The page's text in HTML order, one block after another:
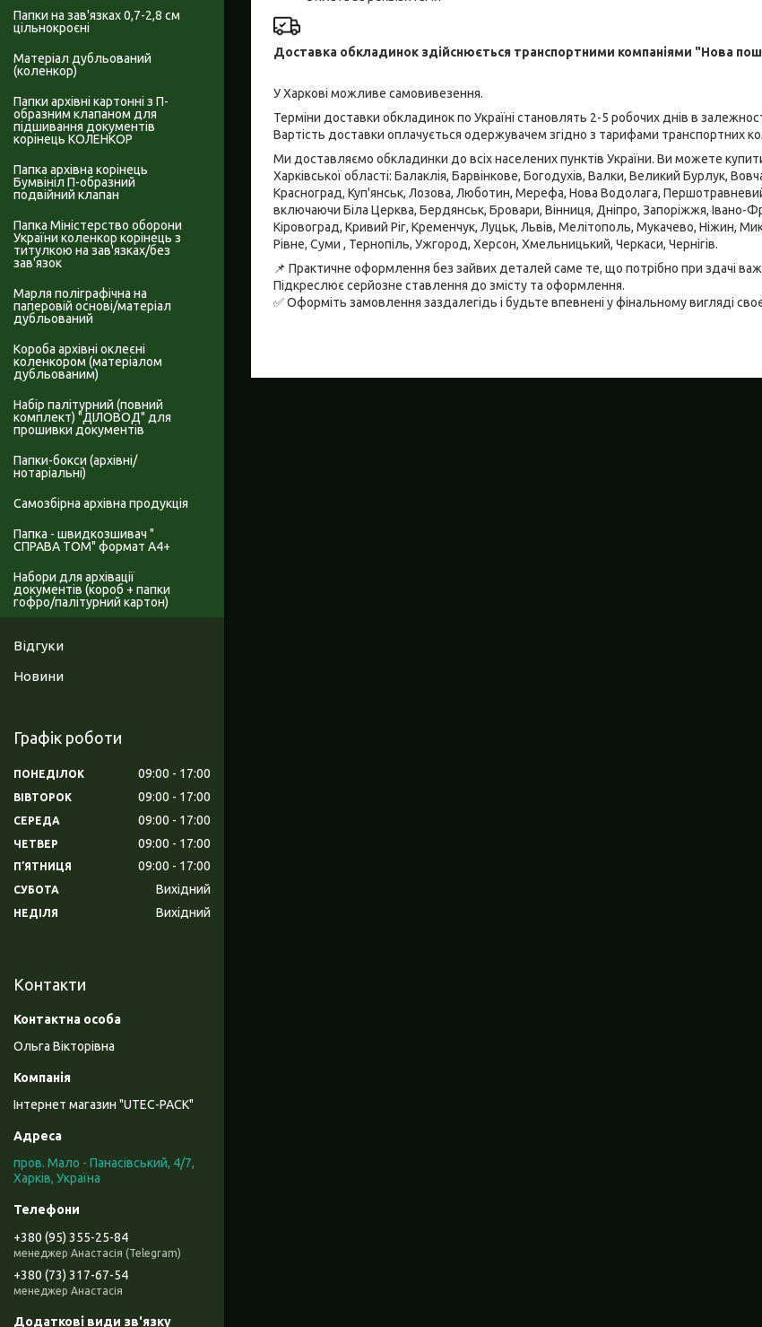
Доставка обкладинок здійснюється транспортними компаніями "Нова
У Харкові можливе самовивезення.
Терміни доставки обкладинок по Україні становлять 2-5 робочих днів в
Вартість доставки оплачується одержувачем згідно з тарифами транспортних
Ми доставляємо обкладинки до всіх населених пунктів України. Ви можете
Харківської області: Балаклія, Барвінкове, Богодухів, Валки, Великий Бурлук,
Красноград, Куп'янськ, Лозова, Люботин, Мерефа, Нова Водолага, Першотравневий,
включаючи Біла Церква, Бердянськ, Бровари, Вінниця, Дніпро, Запоріжжя, Івано-
Кіровоград, Кривий Ріг, Кременчук, Луцьк, Львів, Мелітополь, Мукачево, Ніжин,
Рівне, Суми , Тернопіль, Ужгород, Херсон, Хмельницький, Черкаси, Чернігів.
📌 Практичне оформлення без зайвих деталей саме те, що потрібно при здачі
Підкреслює серйозне ставлення до змісту та оформлення.
✅ Оформіть замовлення заздалегідь і будьте впевнені у фінальному вигляді
Папки на зав'язках 0,7-2,8 см
цільнокроєні
Матеріал дубльований
(коленкор)
Папки архівні картонні з П-
образним клапаном для
підшивання документів
корінець КОЛЕНКОР
Папка архівна корінець
Бумвініл П-образний
подвійний клапан
Папка Міністерство оборони
України коленкор корінець з
титулкою на зав'язках/без
зав'язок
Марля поліграфічна на
паперовій основі/матеріал
дубльований
Короба архівні оклеєні
коленкором (матеріалом
дубльованим)
Набір палітурний (повний
комплект) "ДІЛОВОД" для
прошивки документів
Папки-бокси (архівні/
нотаріальні)
Самозбірна архівна продукція
Папка - швидкозшивач "
СПРАВА ТОМ" формат А4+
Набори для архівації
документів (короб + папки
гофро/палітурний картон)
Відгуки
Новини
Графік роботи
ПОНЕДІЛОК 09:00 17:00
ВІВТОРОК 09:00 17:00
СЕРЕДА 09:00 17:00
ЧЕТВЕР 09:00 17:00
ПʼЯТНИЦЯ 09:00 17:00
СУБОТА Вихідний
НЕДІЛЯ Вихідний
Контакти
Ольга Вікторівна
Інтернет магазин "UTEC-PACK"
пров. Мало - Панасівський, 4/7,
Харків, Україна
+380 (95) 355-25-84
менеджер Анастасія (Telegram)
+380 (73) 317-67-54
менеджер Анастасія